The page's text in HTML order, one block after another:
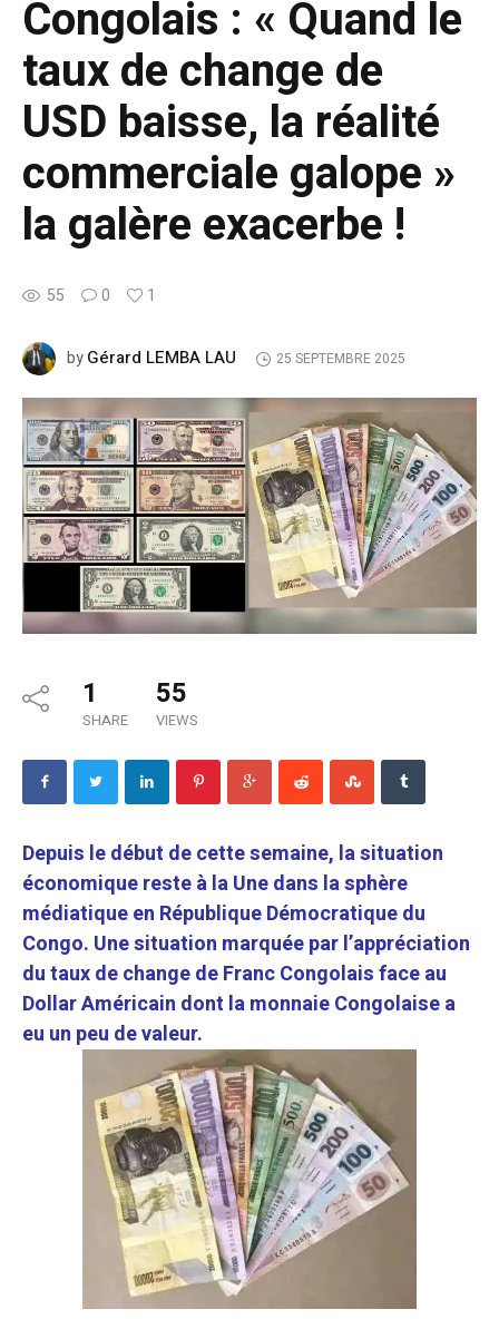
Congolais : « Quand le
taux de change de
USD baisse, la réalité
commerciale galope »
la galère exacerbe !
55 0 1
byGérard LEMBA LAU 25 SEPTEMBRE 2025
1
SHARE
55
VIEWS
Depuis le début de cette semaine, la situation
économique reste à la Une dans la sphère
médiatique en République Démocratique du
Congo. Une situation marquée par l’appréciation
du taux de change de Franc Congolais face au
Dollar Américain dont la monnaie Congolaise a
eu un peu de valeur.